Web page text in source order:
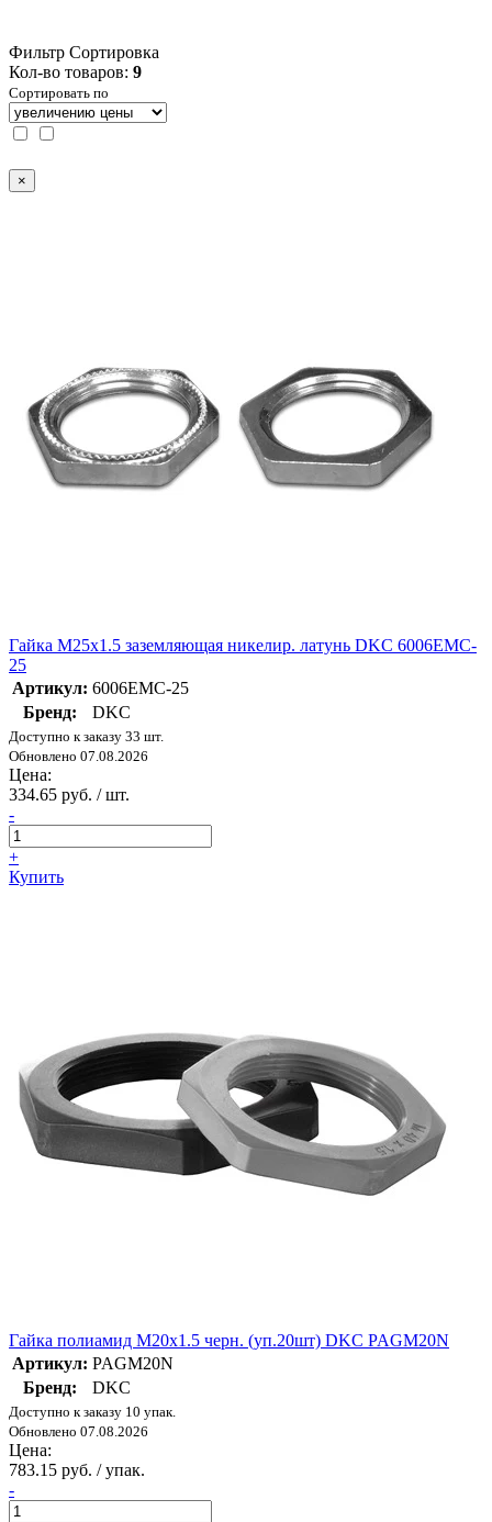
Фильтр Сортировка
Кол-во товаров: 9
Сортировать по
×
Гайка М25х1.5 заземляющая никелир. латунь DKC 6006EMC-
25
Артикул: 6006EMC-25
Бренд:
DKC
Доступно к заказу 33 шт.
Обновлено 07.08.2026
Цена:
334.65 руб. / шт.
-
+
Купить
Гайка полиамид М20х1.5 черн. (уп.20шт) DKC PAGM20N
Артикул: PAGM20N
Бренд:
DKC
Доступно к заказу 10 упак.
Обновлено 07.08.2026
Цена:
783.15 руб. / упак.
-